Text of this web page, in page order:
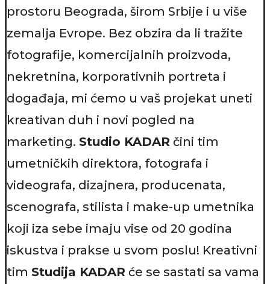
prostoru Beograda, širom Srbije i u više
zemalja Evrope. Bez obzira da li tražite
fotografije, komercijalnih proizvoda,
nekretnina, korporativnih portreta i
događaja, mi ćemo u vaš projekat uneti
kreativan duh i novi pogled na
marketing. Studio KADAR čini tim
umetničkih direktora, fotografa i
videografa, dizajnera, producenata,
scenografa, stilista i make-up umetnika
koji iza sebe imaju vise od 20 godina
iskustva i prakse u svom poslu! Kreativni
tim Studija KADAR će se sastati sa vama